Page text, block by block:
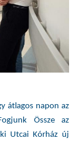
átlagos napon az
Össze az
Utcai Kórház új